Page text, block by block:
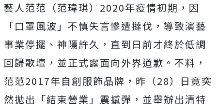
藝人范范（范瑋琪）2020年疫情初期，因
「口罩風波」不慎失言慘遭撻伐，導致演藝
事業停擺、神隱許久，直到日前才終於低調
回歸歌壇，並正式露面向外界道歉。不料，
范范2017年自創服飾品牌，昨（28）日竟突
然拋出「結束營業」震撼彈，並舉辦出清特